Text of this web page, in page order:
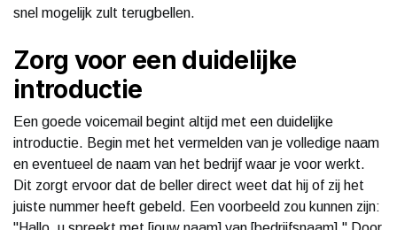
snel mogelijk zult terugbellen.
Zorg voor een duidelijke
introductie
Een goede voicemail begint altijd met een duidelijke
introductie. Begin met het vermelden van je volledige naam
en eventueel de naam van het bedrijf waar je voor werkt.
Dit zorgt ervoor dat de beller direct weet dat hij of zij het
juiste nummer heeft gebeld. Een voorbeeld zou kunnen zijn: